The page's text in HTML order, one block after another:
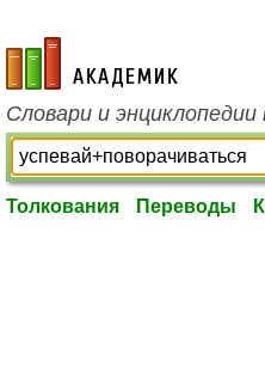
academic.ru
Словари и
Толкования Переводы